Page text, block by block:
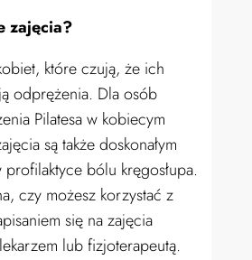
zajęcia?
które czują, że ich
odprężenia. Dla osób
Pilatesa w kobiecym
są także doskonałym
bólu kręgosłupa.
czy możesz korzystać z
się na zajęcia
lub fizjoterapeutą.